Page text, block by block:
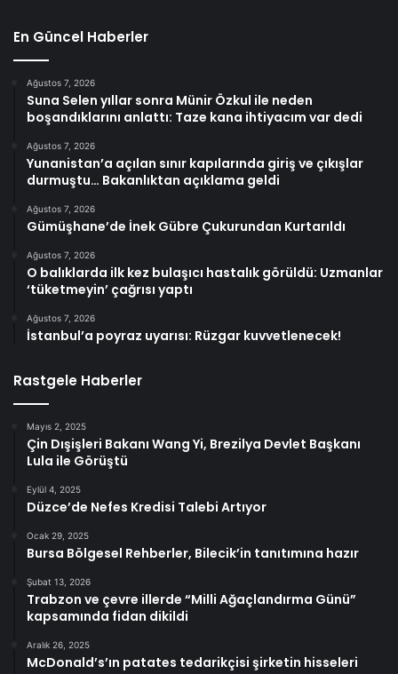
En Güncel Haberler
Ağustos 7, 2026
Suna Selen yıllar sonra Münir Özkul ile neden
boşandıklarını anlattı: Taze kana ihtiyacım var dedi
Ağustos 7, 2026
Yunanistan’a açılan sınır kapılarında giriş ve çıkışlar
durmuştu… Bakanlıktan açıklama geldi
Ağustos 7, 2026
Gümüşhane’de İnek Gübre Çukurundan Kurtarıldı
Ağustos 7, 2026
O balıklarda ilk kez bulaşıcı hastalık görüldü: Uzmanlar
‘tüketmeyin’ çağrısı yaptı
Ağustos 7, 2026
İstanbul’a poyraz uyarısı: Rüzgar kuvvetlenecek!
Rastgele Haberler
Mayıs 2, 2025
Çin Dışişleri Bakanı Wang Yi, Brezilya Devlet Başkanı
Lula ile Görüştü
Eylül 4, 2025
Düzce’de Nefes Kredisi Talebi Artıyor
Ocak 29, 2025
Bursa Bölgesel Rehberler, Bilecik’in tanıtımına hazır
Şubat 13, 2026
Trabzon ve çevre illerde “Milli Ağaçlandırma Günü”
kapsamında fidan dikildi
Aralık 26, 2025
McDonald’s’ın patates tedarikçisi şirketin hisseleri